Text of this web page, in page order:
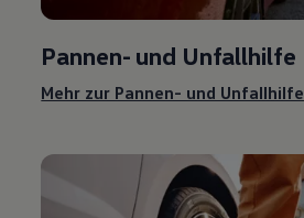
Pannen- und Unfallhilfe
Mehr zur Pannen- und Unfallhilfe